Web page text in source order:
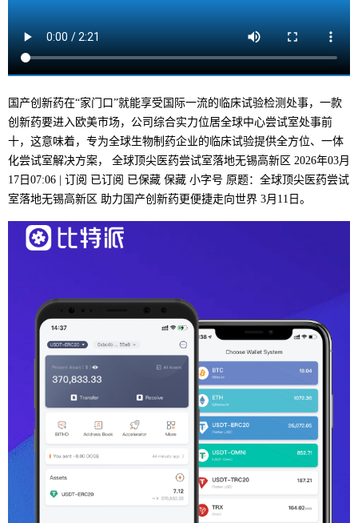
国产创新药在“家门口”就能享受国际一流的临床试验检测处事，一款
创新药要进入欧美市场，公司综合实力位居全球中心尝试室处事前
十，这意味着，专为全球生物制药企业的临床试验提供全方位、一体
化尝试室解决方案， 全球顶尖医药尝试室落地无锡高新区 2026年03月
17日07:06 | 订阅 已订阅 已保藏 保藏 小字号 原题：全球顶尖医药尝试
室落地无锡高新区 助力国产创新药更便捷走向世界 3月11日。